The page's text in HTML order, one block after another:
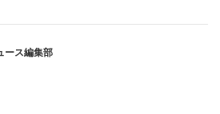
学の教育内容、大学入試が大き
実施される予定なのを知っていま
して、「知らない」と答えた人は
ース編集部